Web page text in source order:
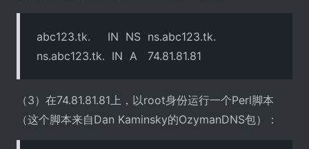
abc123.tk. IN NS ns.abc123.tk.
ns.abc123.tk. IN A 74.81.81.81
（3）在74.81.81.81上，以root身份运行一个Perl脚本
（这个脚本来自Dan Kaminsky的OzymanDNS包）：